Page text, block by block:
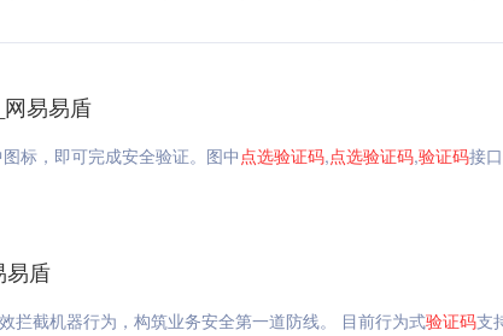
易易盾
标，即可完成安全验证。图中点选验证码,点选验证码,验证码接
易盾
拦截机器行为，构筑业务安全第一道防线。 目前行为式验证码支